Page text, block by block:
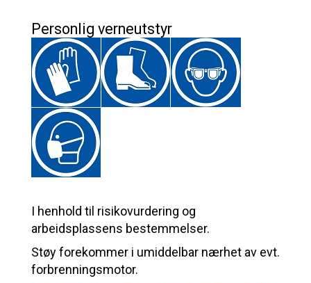
Personlig verneutstyr
I henhold til risikovurdering og
arbeidsplassens bestemmelser.
Støy forekommer i umiddelbar nærhet av evt.
forbrenningsmotor.